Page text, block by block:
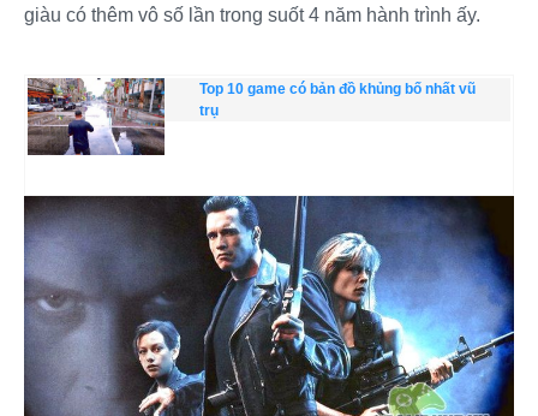
giàu có thêm vô số lần trong suốt 4 năm hành trình ấy.​
Top 10 game có bản đồ khủng bố nhất vũ
trụ